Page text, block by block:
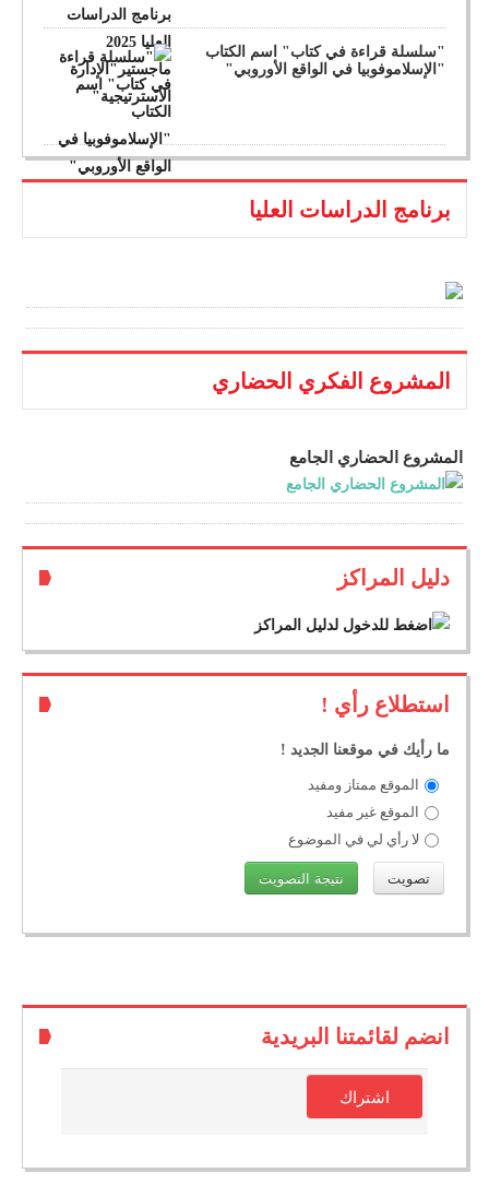
"سلسلة قراءة في كتاب" اسم الكتاب
"الإسلاموفوبيا في الواقع الأوروبي"
برنامج الدراسات العليا
المشروع الفكري الحضاري
المشروع الحضاري الجامع
دليل المراكز
استطلاع رأي !
ما رأيك في موقعنا الجديد !
الموقع ممتاز ومفيد
الموقع غير مفيد
لا رأي لي في الموضوع
انضم لقائمتنا البريدية
اشتراك